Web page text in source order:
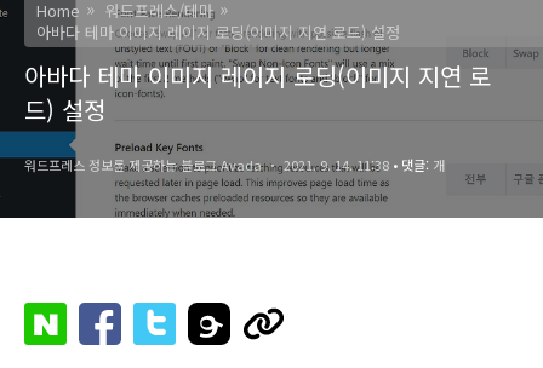
Home
워드프레스/테마
아바다 테마 이미지 레이지 로딩(이미지 지연 로드) 설정
아바다 테마 이미지 레이지 로딩(이미지 지연 로
드) 설정
워드프레스 정보를 제공하는 블로그 Avada 2021. 9. 14. 11:38 • 댓글: 개